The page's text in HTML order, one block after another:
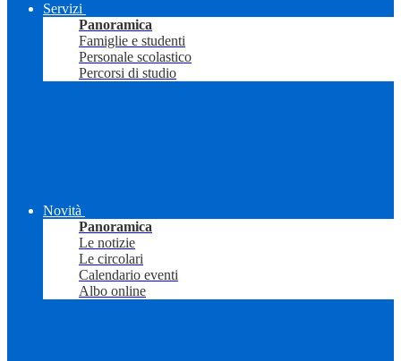
Servizi
Panoramica
Famiglie e studenti
Personale scolastico
Percorsi di studio
Novità
Panoramica
Le notizie
Le circolari
Calendario eventi
Albo online